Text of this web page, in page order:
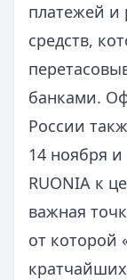
платежей и
средств,
банками.
России
14 ноября и
RUONIA к
важная
от которой